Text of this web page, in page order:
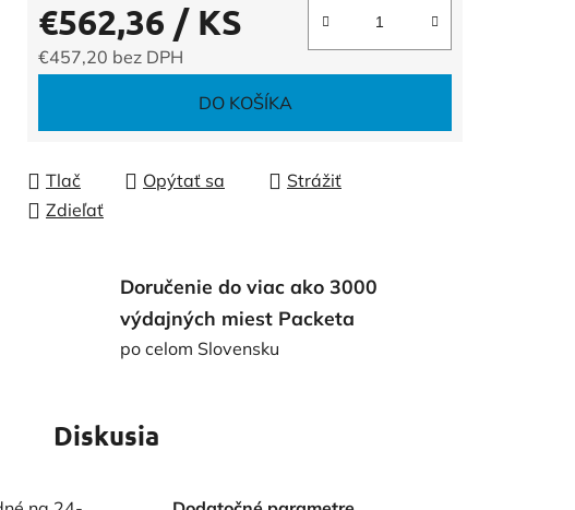
€562,36 / KS
€457,20 bez DPH
DO KOŠÍKA
Tlač Opýtať sa
Strážiť
Zdieľať
Doručenie do viac ako 3000
výdajných miest Packeta
po celom Slovensku
Diskusia